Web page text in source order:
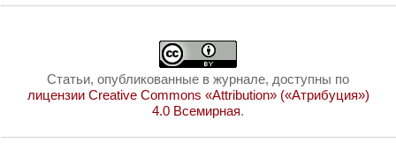
Статьи, опубликованные в журнале, доступны по
лицензии Creative Commons «Attribution» («Атрибуция»)
4.0 Всемирная.